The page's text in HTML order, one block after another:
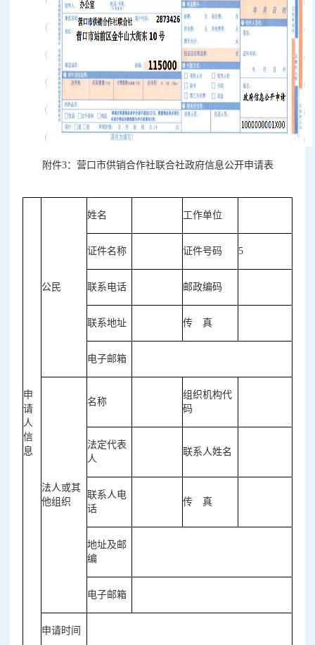
附件3： 营口市供销合作社联合社政府信息公开申请表
申
请
人
信
息
公民
姓名 工作单位
证件名称 证件号码 5
联系电话 邮政编码
联系地址 传 真
电子邮箱
法人或其
他组织
名称
组织机构代
码
法定代表
人
联系人姓名
联系人电
话
传 真
地址及邮
编
电子邮箱
申请时间